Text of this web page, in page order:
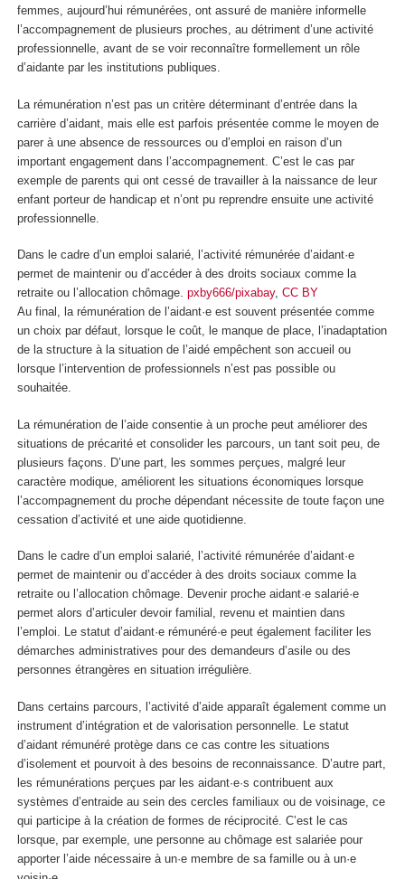
femmes, aujourd’hui rémunérées, ont assuré de manière informelle
l’accompagnement de plusieurs proches, au détriment d’une activité
professionnelle, avant de se voir reconnaître formellement un rôle
d’aidante par les institutions publiques.
La rémunération n’est pas un critère déterminant d’entrée dans la
carrière d’aidant, mais elle est parfois présentée comme le moyen de
parer à une absence de ressources ou d’emploi en raison d’un
important engagement dans l’accompagnement. C’est le cas par
exemple de parents qui ont cessé de travailler à la naissance de leur
enfant porteur de handicap et n’ont pu reprendre ensuite une activité
professionnelle.
Dans le cadre d’un emploi salarié, l’activité rémunérée d’aidant·e
permet de maintenir ou d’accéder à des droits sociaux comme la
retraite ou l’allocation chômage. pxby666/pixabay, CC BY
Au final, la rémunération de l’aidant·e est souvent présentée comme
un choix par défaut, lorsque le coût, le manque de place, l’inadaptation
de la structure à la situation de l’aidé empêchent son accueil ou
lorsque l’intervention de professionnels n’est pas possible ou
souhaitée.
La rémunération de l’aide consentie à un proche peut améliorer des
situations de précarité et consolider les parcours, un tant soit peu, de
plusieurs façons. D’une part, les sommes perçues, malgré leur
caractère modique, améliorent les situations économiques lorsque
l’accompagnement du proche dépendant nécessite de toute façon une
cessation d’activité et une aide quotidienne.
Dans le cadre d’un emploi salarié, l’activité rémunérée d’aidant·e
permet de maintenir ou d’accéder à des droits sociaux comme la
retraite ou l’allocation chômage. Devenir proche aidant·e salarié·e
permet alors d’articuler devoir familial, revenu et maintien dans
l’emploi. Le statut d’aidant·e rémunéré·e peut également faciliter les
démarches administratives pour des demandeurs d’asile ou des
personnes étrangères en situation irrégulière.
Dans certains parcours, l’activité d’aide apparaît également comme un
instrument d’intégration et de valorisation personnelle. Le statut
d’aidant rémunéré protège dans ce cas contre les situations
d’isolement et pourvoit à des besoins de reconnaissance. D’autre part,
les rémunérations perçues par les aidant·e·s contribuent aux
systèmes d’entraide au sein des cercles familiaux ou de voisinage, ce
qui participe à la création de formes de réciprocité. C’est le cas
lorsque, par exemple, une personne au chômage est salariée pour
apporter l’aide nécessaire à un·e membre de sa famille ou à un·e